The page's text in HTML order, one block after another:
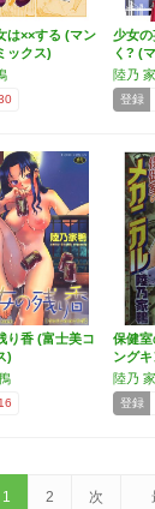
は××する (マン
ックス)
少女の
く? (
ク…
陸乃
登録
り香 (富士美コ
)
16
保健
ング
陸乃
登録
1 2 次